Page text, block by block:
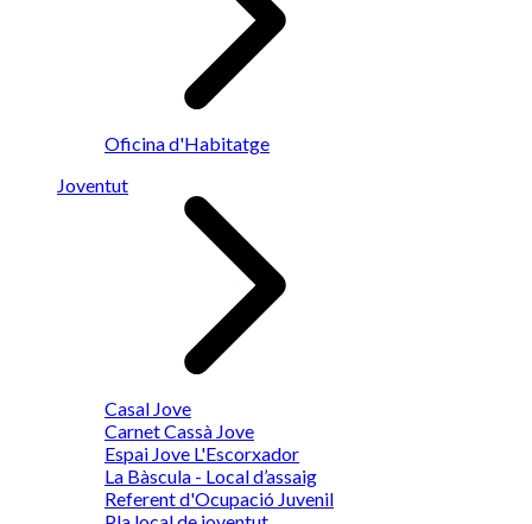
Oficina d'Habitatge
Joventut
Casal Jove
Carnet Cassà Jove
Espai Jove L'Escorxador
La Bàscula - Local d’assaig
Referent d'Ocupació Juvenil